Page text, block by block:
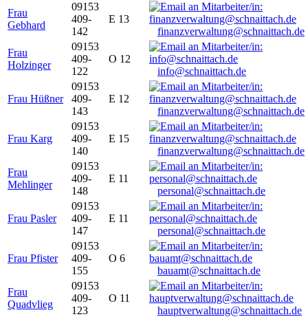
Frau
Gebhard
09153
409-
142
E 13
finanzverwaltung@schnaittach.de
Frau
Holzinger
09153
409-
122
O 12
info@schnaittach.de
Frau Hüßner
09153
409-
143
E 12
finanzverwaltung@schnaittach.de
Frau Karg
09153
409-
140
E 15
finanzverwaltung@schnaittach.de
Frau
Mehlinger
09153
409-
148
E 11
personal@schnaittach.de
Frau Pasler
09153
409-
147
E 11
personal@schnaittach.de
Frau Pfister
09153
409-
155
O 6
bauamt@schnaittach.de
Frau
Quadvlieg
09153
409-
123
O 11
hauptverwaltung@schnaittach.de